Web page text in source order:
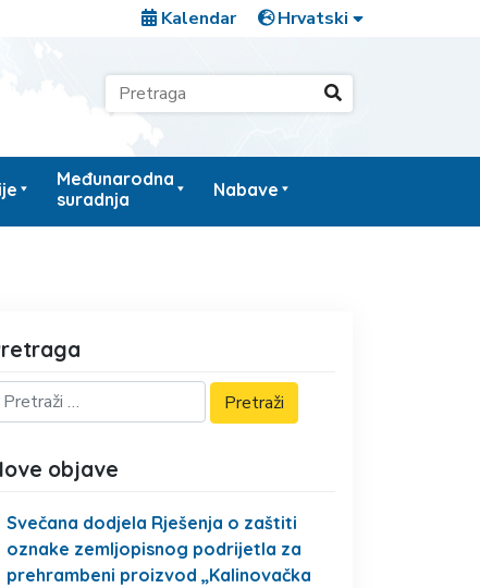
Kalendar
Međunarodna
suradnja
Nabave
objave
Svečana dodjela Rješenja o zaštiti
oznake zemljopisnog podrijetla za
prehrambeni proizvod „Kalinovačka